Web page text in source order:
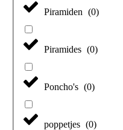
Piramiden (0)
Piramides (0)
Poncho's (0)
poppetjes (0)